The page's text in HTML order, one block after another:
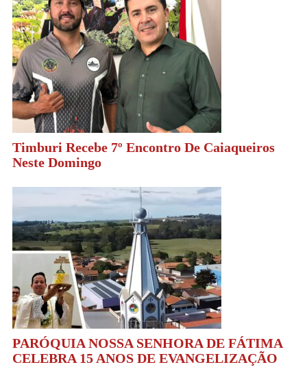
Timburi Recebe 7º Encontro De Caiaqueiros
Neste Domingo
PARÓQUIA NOSSA SENHORA DE FÁTIMA
CELEBRA 15 ANOS DE EVANGELIZAÇÃO